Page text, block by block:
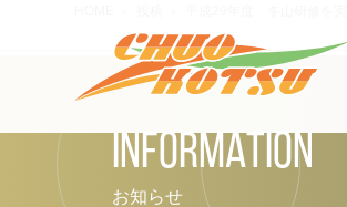
お知らせ
INFORMATION